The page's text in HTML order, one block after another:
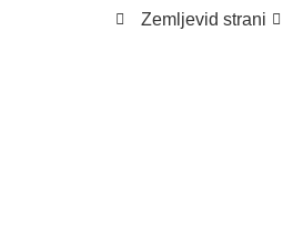
Zemljevid strani